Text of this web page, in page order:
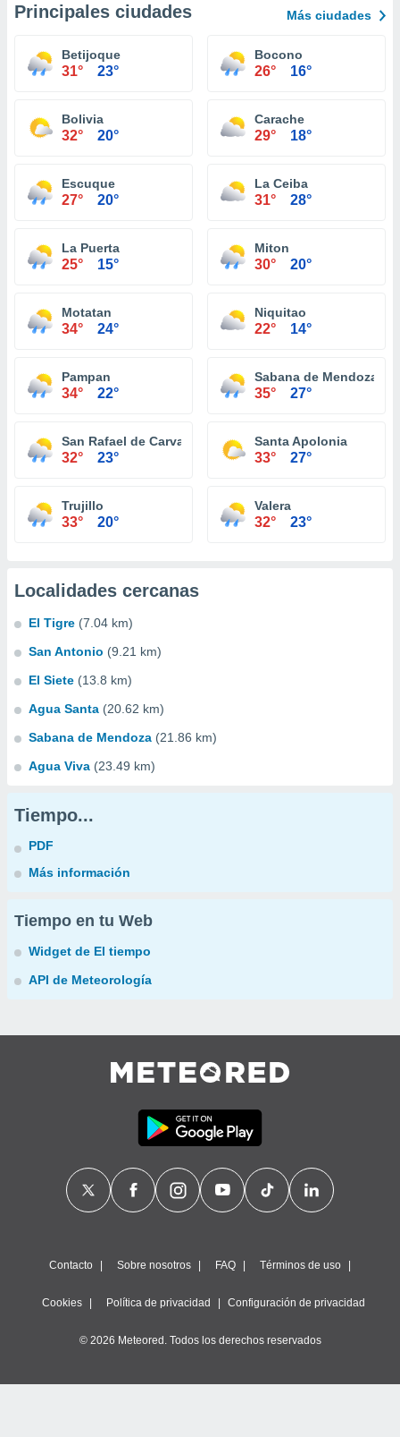
Principales ciudades Más ciudades
Betijoque
31° 23°
Bocono
26° 16°
Bolivia
32° 20°
Carache
29° 18°
Escuque
27° 20°
La Ceiba
31° 28°
La Puerta
25° 15°
Miton
30° 20°
Motatan
34° 24°
Niquitao
22° 14°
Pampan
34° 22°
Sabana de Mendoza
35° 27°
San Rafael de Carvajal
32° 23°
Santa Apolonia
33° 27°
Trujillo
33° 20°
Valera
32° 23°
Localidades cercanas
El Tigre (7.04 km)
San Antonio (9.21 km)
El Siete (13.8 km)
Agua Santa (20.62 km)
Sabana de Mendoza (21.86 km)
Agua Viva (23.49 km)
Tiempo...
PDF
Más información
Tiempo en tu Web
Widget de El tiempo
API de Meteorología
Contacto Sobre nosotros FAQ Términos de uso
Cookies Política de privacidad Configuración de privacidad
© 2026 Meteored. Todos los derechos reservados